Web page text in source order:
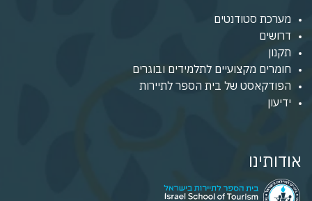
מערכת סטודנטים
דרושים
תקנון
חומרים מקצועיים לתלמידים ובוגרים
הפודקאסט של בית הספר לתיירות
ידיעון
אודותינו